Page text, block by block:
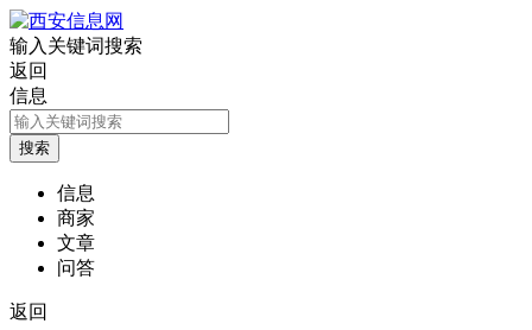
输入关键词搜索
返回
信息
信息
商家
文章
问答
返回